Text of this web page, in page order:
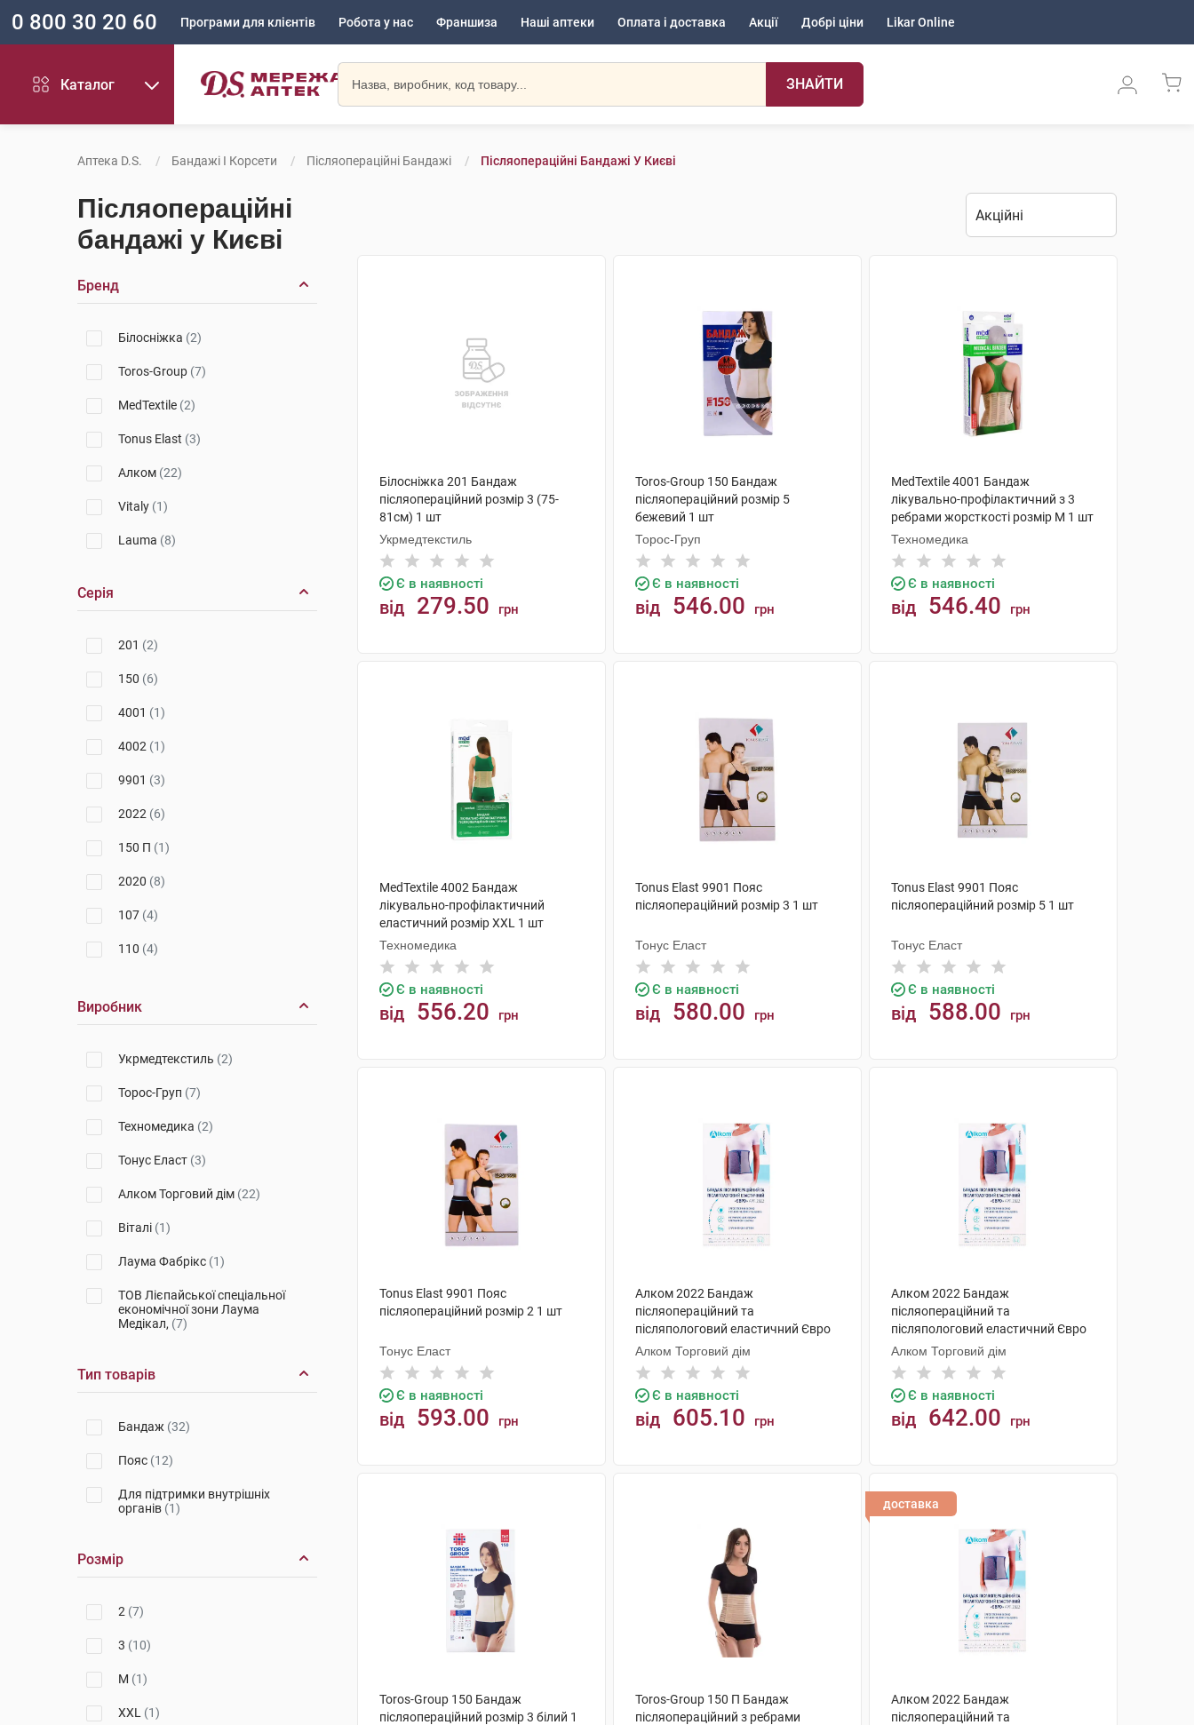
0 800 30 20 60 Програми для клієнтів Робота у нас Франшиза Наші аптеки Оплата і доставка Акції Добрі ціни Likar Online
Каталог ЗНАЙТИ
Аптека D.S. Бандажі І Корсети Післяопераційні Бандажі Післяопераційні Бандажі У Києві
Післяопераційні
бандажі у Києві
Бренд
Білосніжка (2)
Toros-Group (7)
MedTextile (2)
Tonus Elast (3)
Алком (22)
Vitaly (1)
Lauma (8)
Серія
201 (2)
150 (6)
4001 (1)
4002 (1)
9901 (3)
2022 (6)
150 П (1)
2020 (8)
107 (4)
110 (4)
2028
Виробник
Укрмедтекстиль (2)
Торос-Груп (7)
Техномедика (2)
Тонус Еласт (3)
Алком Торговий дім (22)
Віталі (1)
Лаума Фабрікс (1)
ТОВ Лієпайської спеціальної
економічної зони Лаума
Медікал, (7)
Тип товарів
Бандаж (32)
Пояс (12)
Для підтримки внутрішніх
органів (1)
Розмір
2 (7)
3 (10)
M (1)
XXL (1)
Білосніжка 201 Бандаж
післяопераційний розмір 3 (75-
81см) 1 шт
Укрмедтекстиль
Є в наявності
від 279.50 грн
Toros-Group 150 Бандаж
післяопераційний розмір 5
бежевий 1 шт
Торос-Груп
Є в наявності
від 546.00 грн
MedTextile 4001 Бандаж
лікувально-профілактичний з 3
ребрами жорсткості розмір M 1 шт
Техномедика
Є в наявності
від 546.40 грн
MedTextile 4002 Бандаж
лікувально-профілактичний
еластичний розмір XXL 1 шт
Техномедика
Є в наявності
від 556.20 грн
Tonus Elast 9901 Пояс
післяопераційний розмір 3 1 шт
Тонус Еласт
Є в наявності
від 580.00 грн
Tonus Elast 9901 Пояс
післяопераційний розмір 5 1 шт
Тонус Еласт
Є в наявності
від 588.00 грн
Tonus Elast 9901 Пояс
післяопераційний розмір 2 1 шт
Тонус Еласт
Є в наявності
від 593.00 грн
Алком 2022 Бандаж
післяопераційний та
післяпологовий еластичний Євро
розмір 5 1 шт
Алком Торговий дім
Є в наявності
від 605.10 грн
Алком 2022 Бандаж
післяопераційний та
післяпологовий еластичний Євро
розмір 5 1 шт
Алком Торговий дім
Є в наявності
від 642.00 грн
Toros-Group 150 Бандаж
післяопераційний розмір 3 білий 1
Toros-Group 150 П Бандаж
післяопераційний з ребрами
доставка
Алком 2022 Бандаж
післяопераційний та